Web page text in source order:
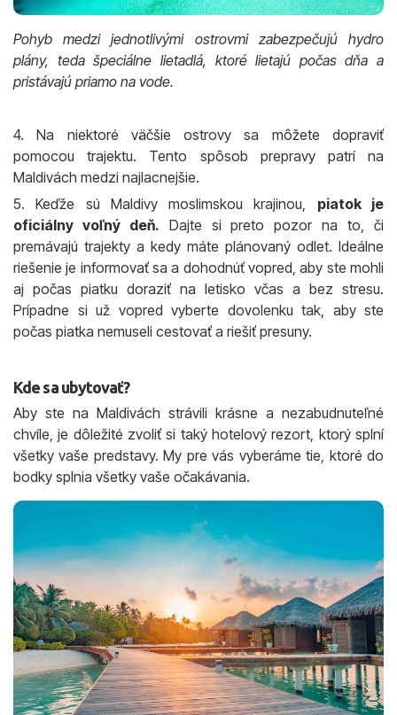
Pohyb medzi jednotlivými ostrovmi zabezpečujú hydro
plány, teda špeciálne lietadlá, ktoré lietajú počas dňa a
pristávajú priamo na vode.
4. Na niektoré väčšie ostrovy sa môžete dopraviť
pomocou trajektu. Tento spôsob prepravy patrí na
Maldivách medzi najlacnejšie.
5. Keďže sú Maldivy moslimskou krajinou, piatok je
oficiálny voľný deň. Dajte si preto pozor na to, či
premávajú trajekty a kedy máte plánovaný odlet. Ideálne
riešenie je informovať sa a dohodnúť vopred, aby ste mohli
aj počas piatku doraziť na letisko včas a bez stresu.
Prípadne si už vopred vyberte dovolenku tak, aby ste
počas piatka nemuseli cestovať a riešiť presuny.
Kde sa ubytovať?
Aby ste na Maldivách strávili krásne a nezabudnuteľné
chvíle, je dôležité zvoliť si taký hotelový rezort, ktorý splní
všetky vaše predstavy. My pre vás vyberáme tie, ktoré do
bodky splnia všetky vaše očakávania.